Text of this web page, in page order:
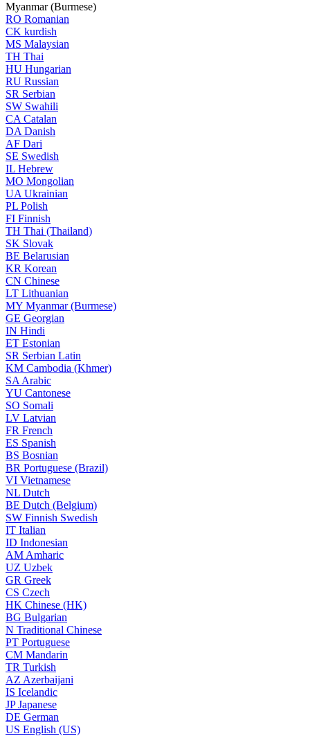
Myanmar (Burmese)
RO Romanian
CK kurdish
MS Malaysian
TH Thai
HU Hungarian
RU Russian
SR Serbian
SW Swahili
CA Catalan
DA Danish
AF Dari
SE Swedish
IL Hebrew
MO Mongolian
UA Ukrainian
PL Polish
FI Finnish
TH Thai (Thailand)
SK Slovak
BE Belarusian
KR Korean
CN Chinese
LT Lithuanian
MY Myanmar (Burmese)
GE Georgian
IN Hindi
ET Estonian
SR Serbian Latin
KM Cambodia (Khmer)
SA Arabic
YU Cantonese
SO Somali
LV Latvian
FR French
ES Spanish
BS Bosnian
BR Portuguese (Brazil)
VI Vietnamese
NL Dutch
BE Dutch (Belgium)
SW Finnish Swedish
IT Italian
ID Indonesian
AM Amharic
UZ Uzbek
GR Greek
CS Czech
HK Chinese (HK)
BG Bulgarian
N Traditional Chinese
PT Portuguese
CM Mandarin
TR Turkish
AZ Azerbaijani
IS Icelandic
JPJapanese
DE German
US English (US)